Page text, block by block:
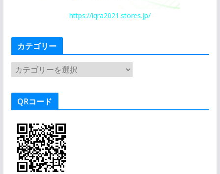
https://iqra2021.stores.jp/
カテゴリー
カ
ゴ
QRコード